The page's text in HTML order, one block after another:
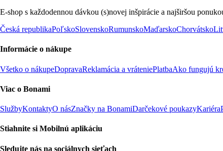
E-shop s každodennou dávkou (s)novej inšpirácie a najširšou
Česká republikaPoľskoSlovenskoRumunskoMaďarskoChorvátsko
Informácie o nákupe
Všetko o nákupeDopravaReklamácia a vráteniePlatbaAko fungujú
Viac o Bonami
SlužbyKontaktyO násZnačky na BonamiDarčekové poukazyKariéra
Stiahnite si Mobilnú aplikáciu
Sledujte nás na sociálnych sieťach